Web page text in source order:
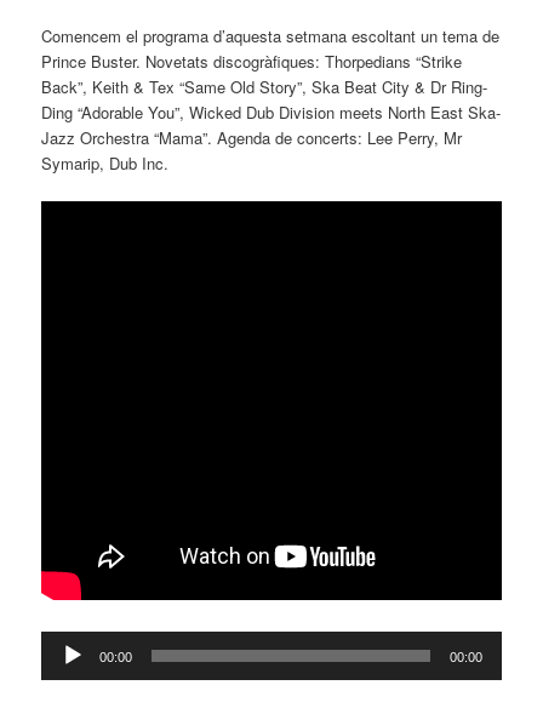
Comencem el programa d’aquesta setmana escoltant un tema de
Prince Buster. Novetats discogràfiques: Thorpedians “Strike
Back”, Keith & Tex “Same Old Story”, Ska Beat City & Dr Ring-
Ding “Adorable You”, Wicked Dub Division meets North East Ska-
Jazz Orchestra “Mama”. Agenda de concerts: Lee Perry, Mr
Symarip, Dub Inc.
Reproductor
d'àudio
00:00 00:00